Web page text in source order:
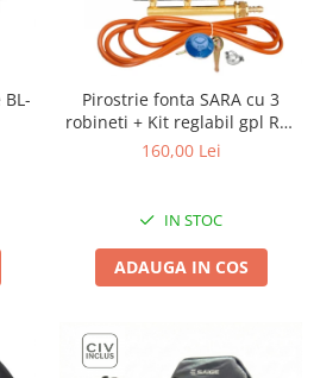
Pirostrie fonta SARA cu 3
robineti + Kit reglabil gpl RH-
10 + Tub flex 2M+2 Coliere
160,00 Lei
IN STOC
ADAUGA IN COS